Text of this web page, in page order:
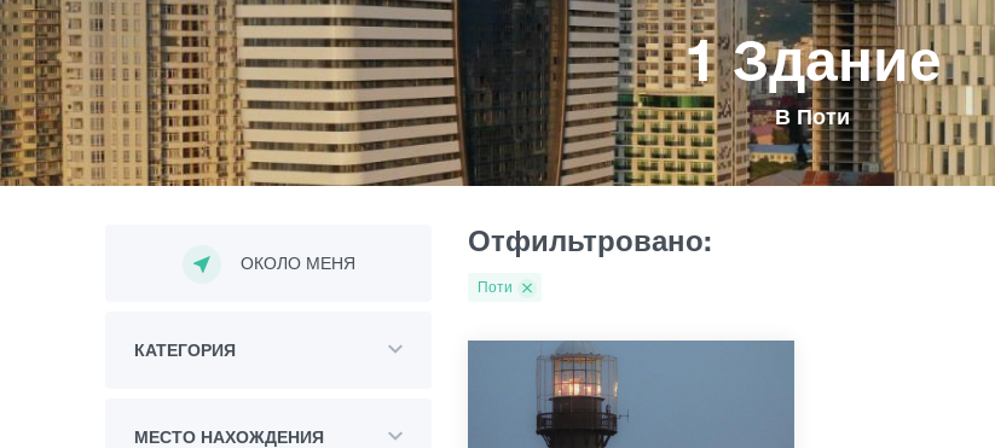
1 Здание
В Поти
ОКОЛО МЕНЯ
КАТЕГОРИЯ
МЕСТО НАХОЖДЕНИЯ
Отфильтровано:
Поти